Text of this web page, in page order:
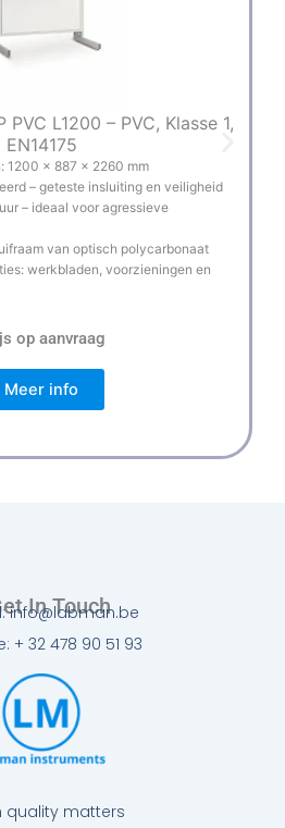
L1200 – PVC, Klasse 1,
EN14175
1200 × 887 × 2260 mm
– geteste insluiting en veiligheid
– ideaal voor agressieve
van optisch polycarbonaat
werkbladen, voorzieningen en
op aanvraag
Meer info
quality matters
In Touch
info@labman.be
+ 32 478 90 51 93